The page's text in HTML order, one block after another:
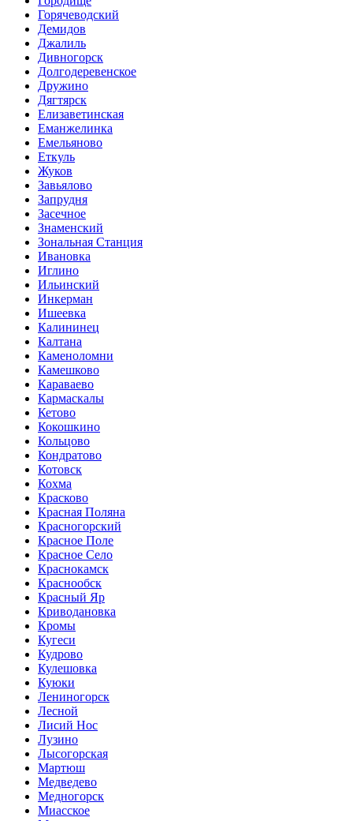
Горячеводский
Демидов
Джалиль
Дивногорск
Долгодеревенское
Дружино
Дягтярск
Елизаветинская
Еманжелинка
Емельяново
Еткуль
Жуков
Завьялово
Запрудня
Засечное
Знаменский
Зональная Станция
Ивановка
Иглино
Ильинский
Инкерман
Ишеевка
Калининец
Калтана
Каменоломни
Камешково
Караваево
Кармаскалы
Кетово
Кокошкино
Кольцово
Кондратово
Котовск
Кохма
Красково
Красная Поляна
Красногорский
Красное Поле
Красное Село
Краснокамск
Краснообск
Красный Яр
Криводановка
Кромы
Кугеси
Кудрово
Кулешовка
Куюки
Лениногорск
Лесной
Лисий Нос
Лузино
Лысогорская
Мартюш
Медведево
Медногорск
Миасское